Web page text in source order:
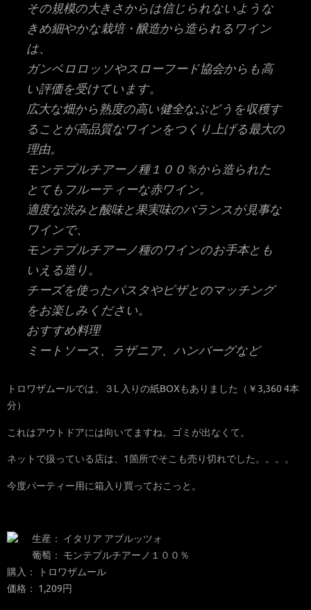
その規模の大きさからは信じられないような
きめ細やかな栽培・醸造から造られるワイン
は、
ガンベロロッソやスローフード協会からも高
い評価を受けています。
広大な畑から熟度の高い健全なぶどうを収穫す
ることが高品質なワインをつくり上げる最大の
理由。
モンテプルチアーノ種１００％から造られた
とてもフルーティーな赤ワイン。
適度な渋みと酸味と果実味のバランスが見事な
ワインで、
モンテプルチアーノ種のワインのお手本とも
いえる造り。
チーズを使ったパスタやピザとのマッチング
をお楽しみください。
おすすめ料理
ミートソース、ラザニア、ハンバーグなど
トロワザムールでは、３L 入りの紙BOXもありました（￥3,360 4本
分）
これはアウトドアには向いてますね。ゴミが出なくて。
ネットで扱っている店は、1箇所でそこも売り切れでした。。。。
今度パーティー用に箱入り買っておこっと。
生産： イタリア アブルッツォ
葡萄： モンテプルチアーノ１００％
購入： トロワザムール
価格： 1,209円